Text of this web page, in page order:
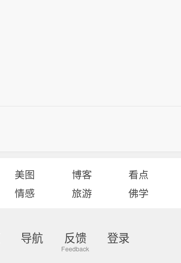
美图 博客 看点
情感 旅游 佛学
导航 反馈 登录